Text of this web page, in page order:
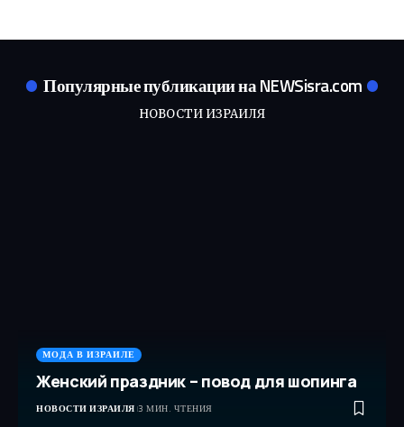
Популярные публикации на NEWSisra.com
НОВОСТИ ИЗРАИЛЯ
МОДА В ИЗРАИЛЕ
Женский праздник – повод для шопинга
НОВОСТИ ИЗРАИЛЯ 3 МИН. ЧТЕНИЯ